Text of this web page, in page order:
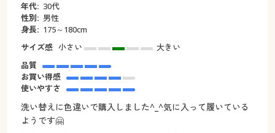
年代: 30代
性別: 男性
身長: 175～180cm
サイズ感 小さい
大きい
品質
お買い得感
使いやすさ
洗い替えに色違いで購入しました^_^気に入って履いている
ようです🤗